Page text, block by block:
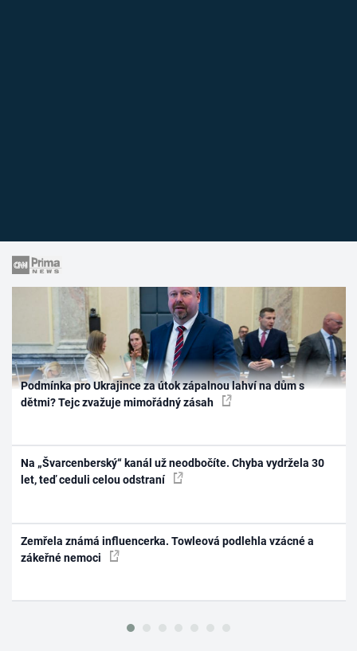
Podmínka pro Ukrajince za útok zápalnou lahví na dům s
dětmi? Tejc zvažuje mimořádný zásah
Na „Švarcenberský“ kanál už neodbočíte. Chyba vydržela 30
let, teď ceduli celou odstraní
Zemřela známá influencerka. Towleová podlehla vzácné a
zákeřné nemoci